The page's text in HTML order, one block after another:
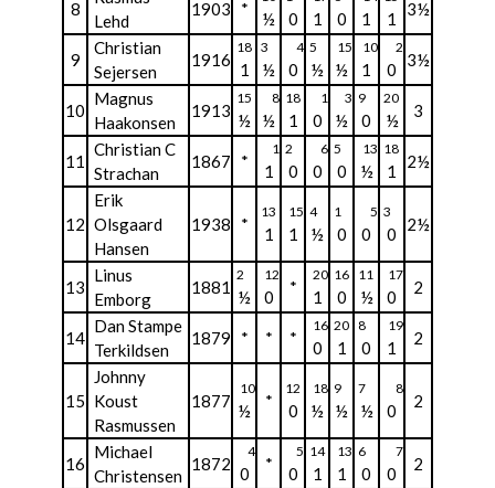
8
Lehd
1903 * ½ 0 1 0 1 1 3½
9
Christian
Sejersen
1916
18
1
3
½
4
0
5
½
15
½
10
1
2
0 3½
10
Magnus
Haakonsen
1913
15
½
8
½
18
1
1
0
3
½
9
0
20
½ 3
11
Christian C
Strachan
1867 *
1
1
2
0
6
0
5
0
13
½
18
1 2½
12
Erik
Olsgaard
Hansen
1938 *
13
1
15
1
4
½
1
0
5
0
3
0 2½
13
Linus
Emborg
1881
2
½
12
0 *
20
1
16
0
11
½
17
0 2
14
Dan Stampe
Terkildsen
1879 * * *
16
0
20
1
8
0
19
1 2
15
Johnny
Koust
Rasmussen
1877
10
½ *
12
0
18
½
9
½
7
½
8
0 2
16
Michael
Christensen
1872
4
0 *
5
0
14
1
13
1
6
0
7
0 2